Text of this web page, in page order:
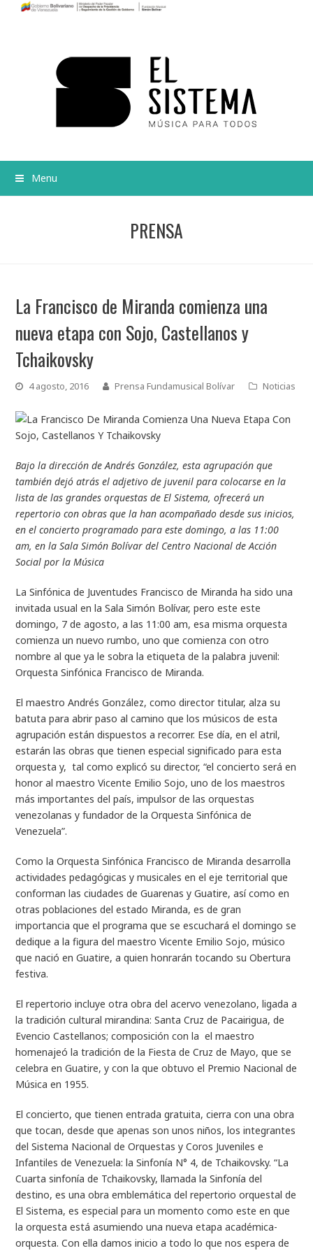
Menu
PRENSA
La Francisco de Miranda comienza una
nueva etapa con Sojo, Castellanos y
Tchaikovsky
4 agosto, 2016 Prensa Fundamusical Bolívar Noticias
Bajo la dirección de Andrés González, esta agrupación que
también dejó atrás el adjetivo de juvenil para colocarse en la
lista de las grandes orquestas de El Sistema, ofrecerá un
repertorio con obras que la han acompañado desde sus inicios,
en el concierto programado para este domingo, a las 11:00
am, en la Sala Simón Bolívar del Centro Nacional de Acción
Social por la Música
La Sinfónica de Juventudes Francisco de Miranda ha sido una
invitada usual en la Sala Simón Bolívar, pero este este
domingo, 7 de agosto, a las 11:00 am, esa misma orquesta
comienza un nuevo rumbo, uno que comienza con otro
nombre al que ya le sobra la etiqueta de la palabra juvenil:
Orquesta Sinfónica Francisco de Miranda.
El maestro Andrés González, como director titular, alza su
batuta para abrir paso al camino que los músicos de esta
agrupación están dispuestos a recorrer. Ese día, en el atril,
estarán las obras que tienen especial significado para esta
orquesta y, tal como explicó su director, “el concierto será en
honor al maestro Vicente Emilio Sojo, uno de los maestros
más importantes del país, impulsor de las orquestas
venezolanas y fundador de la Orquesta Sinfónica de
Venezuela”.
Como la Orquesta Sinfónica Francisco de Miranda desarrolla
actividades pedagógicas y musicales en el eje territorial que
conforman las ciudades de Guarenas y Guatire, así como en
otras poblaciones del estado Miranda, es de gran
importancia que el programa que se escuchará el domingo se
dedique a la figura del maestro Vicente Emilio Sojo, músico
que nació en Guatire, a quien honrarán tocando su Obertura
festiva.
El repertorio incluye otra obra del acervo venezolano, ligada a
la tradición cultural mirandina: Santa Cruz de Pacairigua, de
Evencio Castellanos; composición con la el maestro
homenajeó la tradición de la Fiesta de Cruz de Mayo, que se
celebra en Guatire, y con la que obtuvo el Premio Nacional de
Música en 1955.
El concierto, que tienen entrada gratuita, cierra con una obra
que tocan, desde que apenas son unos niños, los integrantes
del Sistema Nacional de Orquestas y Coros Juveniles e
Infantiles de Venezuela: la Sinfonía N° 4, de Tchaikovsky. “La
Cuarta sinfonía de Tchaikovsky, llamada la Sinfonía del
destino, es una obra emblemática del repertorio orquestal de
El Sistema, es especial para un momento como este en que
la orquesta está asumiendo una nueva etapa académica-
orquesta. Con ella damos inicio a todo lo que nos espera de